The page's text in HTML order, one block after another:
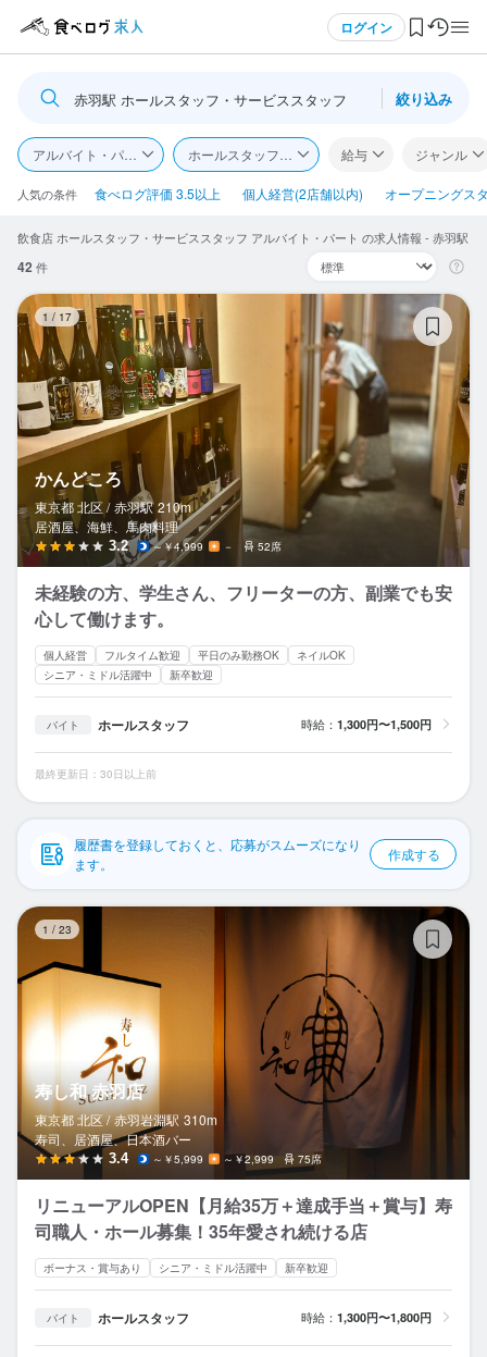
ログイン
ログイン・無料会員登録
食べログ求人TOP
求人検索
閲覧履歴
気になる求人
検索履歴・保存した条件
応募履歴
WEB履歴書
スカウト・メルマガ受信設定
ヘルプ・お問い合わせフォーム
掲載をご検討の店舗様へ
食べログ求人PRESS
プライバシーポリシー
企業情報
赤羽駅 ホールスタッフ・サービススタッフ 絞り込み
アルバイト・パート ホールスタッフ・サービススタッフ
給与 ジャンル
人気の条件 食べログ評価 3.5以上 個人経営(2店舗以内) オープニングス
飲食店 ホールスタッフ・サービススタッフ アルバイト・パート の求人情報 - 赤羽駅
42 件
1 / 17
かんどころ
東京都 北区 / 赤羽駅 210m
居酒屋、海鮮、馬肉料理
3.2 ～￥4,999 － 52席
未経験の方、学生さん、フリーターの方、副業でも安
心して働けます。
個人経営 フルタイム歓迎 平日のみ勤務OK
ネイルOK
シニア・ミドル活躍中
新卒歓迎
バイト ホールスタッフ 時給： 1,300円〜1,500円
最終更新日：30日以上前
履歴書を登録しておくと、応募がスムーズになり
ます。
作成する
1 / 23
寿し和 赤羽店
東京都 北区 / 赤羽岩淵駅 310m
寿司、居酒屋、日本酒バー
3.4 ～￥5,999 ～￥2,999 75席
リニューアルOPEN【月給35万＋達成手当＋賞与】寿
司職人・ホール募集！35年愛され続ける店
ボーナス・賞与あり シニア・ミドル活躍中 新卒歓迎
バイト ホールスタッフ 時給： 1,300円〜1,800円